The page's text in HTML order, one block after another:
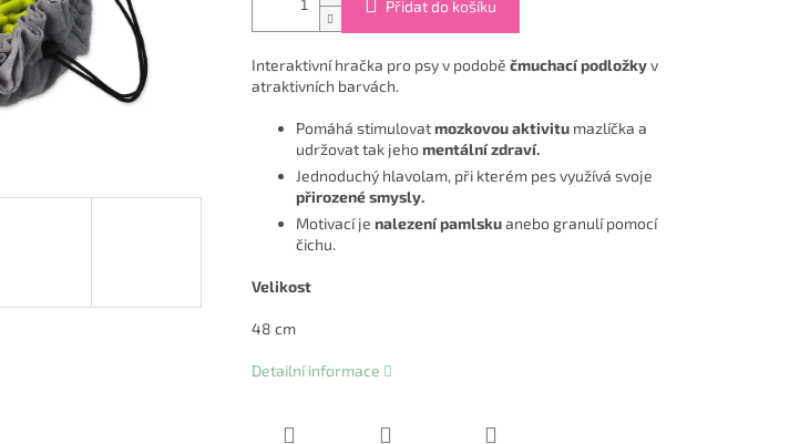
Přidat do košíku
Interaktivní hračka pro psy v podobě čmuchací podložkyv
atraktivních barvách.
Pomáhá stimulovatmozkovou aktivitumazlíčka a
udržovat tak jehomentální zdraví.
Jednoduchý hlavolam, při kterém pes využívá svoje
přirozené smysly.
Motivací je nalezení pamlskuanebo granulí pomocí
čichu.
Velikost
48 cm
Detailní informace